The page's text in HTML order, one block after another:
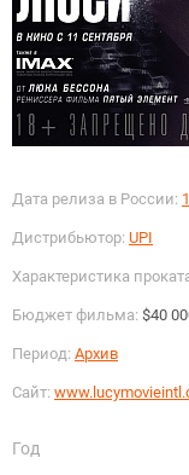
Дата релиза в России:
Дистрибьютор: UPI
Характеристика
Бюджет фильма: $40
Период: Архив
Сайт:
Год